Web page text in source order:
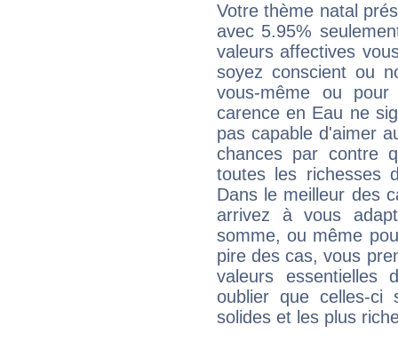
Votre thème natal
avec 5.95%
valeurs affectives
soyez conscient ou
vous-même ou
carence en Eau ne
pas capable d'aimer
chances par contre
toutes les richesses
Dans le meilleur des
arrivez à vous
somme, ou même
pire des cas, vous
valeurs
oublier que celles-
solides et les plus